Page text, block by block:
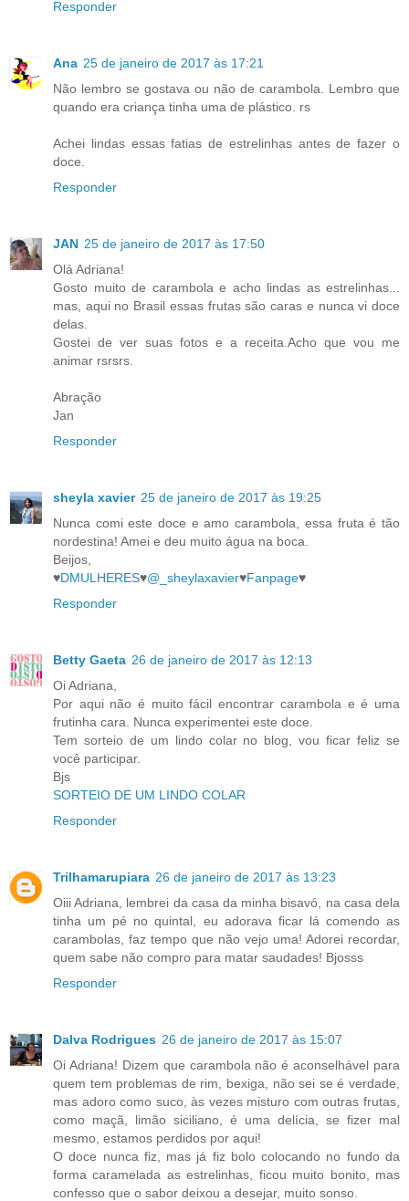
Responder
Ana 25 de janeiro de 2017 às 17:21
Não lembro se gostava ou não de carambola. Lembro que
quando era criança tinha uma de plástico. rs
Achei lindas essas fatias de estrelinhas antes de fazer o
doce.
Responder
JAN 25 de janeiro de 2017 às 17:50
Olá Adriana!
Gosto muito de carambola e acho lindas as estrelinhas...
mas, aqui no Brasil essas frutas são caras e nunca vi doce
delas.
Gostei de ver suas fotos e a receita.Acho que vou me
animar rsrsrs.
Abração
Jan
Responder
sheyla xavier 25 de janeiro de 2017 às 19:25
Nunca comi este doce e amo carambola, essa fruta é tão
nordestina! Amei e deu muito água na boca.
Beijos,
♥DMULHERES♥@_sheylaxavier♥Fanpage♥
Responder
Betty Gaeta 26 de janeiro de 2017 às 12:13
Oi Adriana,
Por aqui não é muito fácil encontrar carambola e é uma
frutinha cara. Nunca experimentei este doce.
Tem sorteio de um lindo colar no blog, vou ficar feliz se
você participar.
Bjs
SORTEIO DE UM LINDO COLAR
Responder
Trilhamarupiara 26 de janeiro de 2017 às 13:23
Oiii Adriana, lembrei da casa da minha bisavó, na casa dela
tinha um pé no quintal, eu adorava ficar lá comendo as
carambolas, faz tempo que não vejo uma! Adorei recordar,
quem sabe não compro para matar saudades! Bjosss
Responder
Dalva Rodrigues 26 de janeiro de 2017 às 15:07
Oi Adriana! Dizem que carambola não é aconselhável para
quem tem problemas de rim, bexiga, não sei se é verdade,
mas adoro como suco, às vezes misturo com outras frutas,
como maçã, limão siciliano, é uma delícia, se fizer mal
mesmo, estamos perdidos por aqui!
O doce nunca fiz, mas já fiz bolo colocando no fundo da
forma caramelada as estrelinhas, ficou muito bonito, mas
confesso que o sabor deixou a desejar, muito sonso.